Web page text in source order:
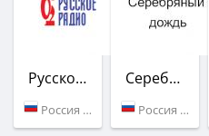
Русское Радио
Россия (96.3 FM)
Серебряный Дождь
Россия (97.7 FM)